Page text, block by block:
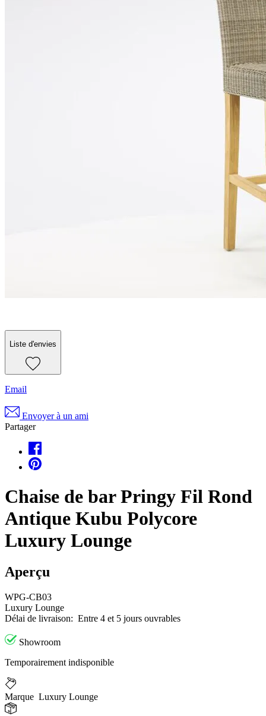
Liste d'envies
Email
Envoyer à un ami
Partager
Chaise de bar Pringy Fil Rond
Antique Kubu Polycore
Luxury Lounge
Aperçu
WPG-CB03
Luxury Lounge
Délai de livraison: Entre 4 et 5 jours ouvrables
Showroom
Temporairement indisponible
Marque Luxury Lounge